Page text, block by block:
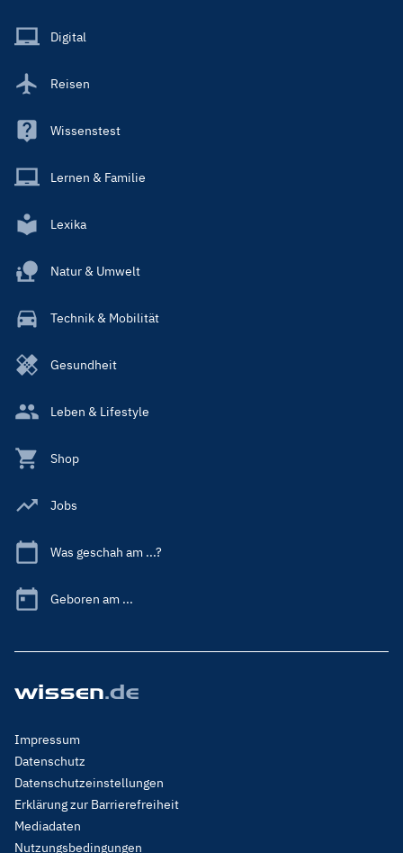
Main
Digital
Reisen
Wissenstest
Lernen & Familie
Lexika
Natur & Umwelt
Technik & Mobilität
Gesundheit
Leben & Lifestyle
Shop
Jobs
Was geschah am ...?
Geboren am ...
Footer
Menu
Legal
Impressum
Datenschutz
Datenschutzeinstellungen
Erklärung zur Barrierefreiheit
Mediadaten
Nutzungsbedingungen